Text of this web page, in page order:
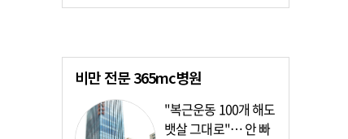
비만 전문365mc병원
"복근운동 100개 해도
뱃살 그대로"… 안 빠